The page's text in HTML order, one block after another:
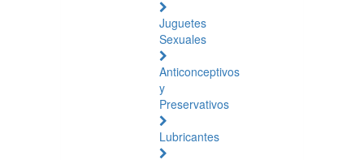
Juguetes
Sexuales
Anticonceptivos
y
Preservativos
Lubricantes